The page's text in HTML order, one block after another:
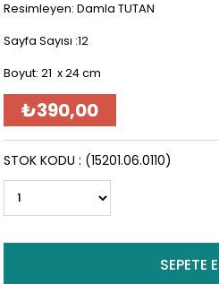
Resimleyen: Damla TUTAN
Sayfa Sayısı :12
Boyut: 21 x 24 cm
₺390,00
(15201.06.0110)
STOK KODU